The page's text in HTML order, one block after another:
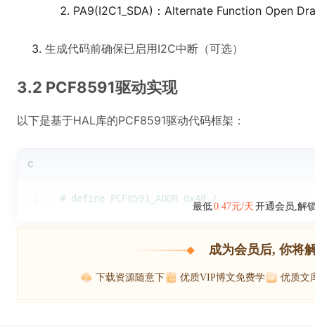
PA9(I2C1_SDA)：Alternate Function Open
生成代码前确保已启用I2C中断（可选）
3.2 PCF8591驱动实现
以下是基于HAL库的PCF8591驱动代码框架：
C
# define PCF8591_ADDR 0x48 /
最低0.47元/天 开通会员,解
成为会员后, 你将
下载资源随意下 优质VIP博文免费学 优质文